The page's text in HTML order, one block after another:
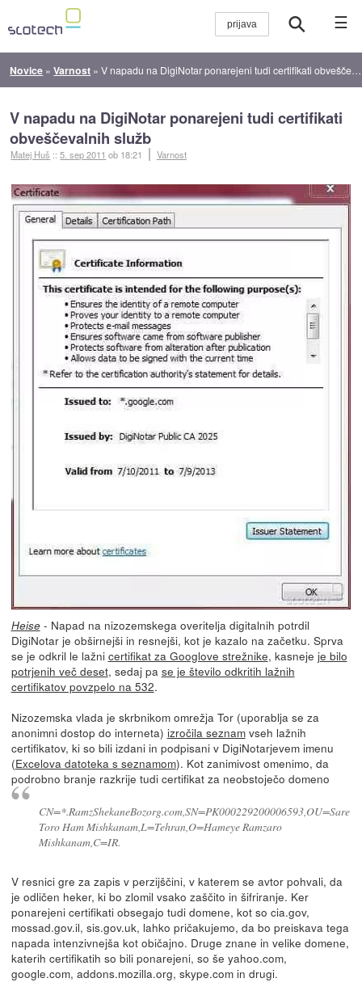
☰
Novice »Varnost »V napadu na DigiNotar ponarejeni tudi certifikati obveščevalnih služb
V napadu na DigiNotar ponarejeni tudi certifikati
obveščevalnih služb
Matej Huš ::5. sep 2011 ob 18:21 Varnost
Heise- Napad na nizozemskega overitelja digitalnih potrdil
DigiNotar je obširnejši in resnejši, kot je kazalo na začetku. Sprva
se je odkril le lažni certifikat za Googlove strežnike, kasneje je bilo
potrjenih več deset, sedaj pa se je število odkritih lažnih
certifikatov povzpelo na 532.
Nizozemska vlada je skrbnikom omrežja Tor (uporablja se za
anonimni dostop do interneta) izročila seznamvseh lažnih
certifikatov, ki so bili izdani in podpisani v DigiNotarjevem imenu
(Excelova datoteka s seznamom). Kot zanimivost omenimo, da
podrobno branje razkrije tudi certifikat za neobstoječo domeno
CN=*.RamzShekaneBozorg.com,SN=PK000229200006593,OU=Sare
Toro Ham Mishkanam,L=Tehran,O=Hameye Ramzaro
Mishkanam,C=IR.
V resnici gre za zapis v perzijščini, v katerem se avtor pohvali, da
je odličen heker, ki bo zlomil vsako zaščito in šifriranje. Ker
ponarejeni certifikati obsegajo tudi domene, kot so cia.gov,
mossad.gov.il, sis.gov.uk, lahko pričakujemo, da bo preiskava tega
napada intenzivnejša kot običajno. Druge znane in velike domene,
katerih certifikatih so bili ponarejeni, so še yahoo.com,
google.com, addons.mozilla.org, skype.com in drugi.